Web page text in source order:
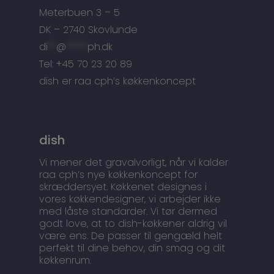
Meterbuen 3 – 5
DK – 2740 Skovlunde
di
@
ph.dk
Tel: +45 70 23 20 89
dish er raa cph’s køkkenkoncept
dish
Vi mener det gravalvorligt, når vi kalder
raa cph’s nye køkkenkoncept for
skræddersyet. Køkkenet designes i
vores køkkendesigner, vi arbejder ikke
med låste standarder. Vi tør dermed
godt love, at to dish-køkkener aldrig vil
være ens. De passer til gengæld helt
perfekt til dine behov, din smag og dit
køkkenrum.